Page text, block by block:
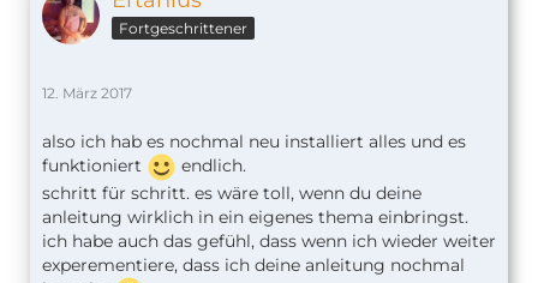
Fortgeschrittener
12. März 2017
also ich hab es nochmal neu installiert alles und es
funktioniert
endlich.
schritt für schritt. es wäre toll, wenn du deine
anleitung wirklich in ein eigenes thema einbringst.
ich habe auch das gefühl, dass wenn ich wieder weiter
experementiere, dass ich deine anleitung nochmal